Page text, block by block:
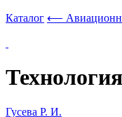
Каталог ⟵
Гусева Р. И.